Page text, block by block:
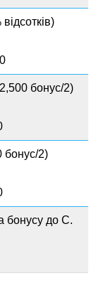
бонус/2)
бонус/2)
бонусу до C.